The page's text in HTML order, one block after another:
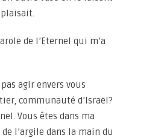
de l’Eternel qui m’a
agir envers vous
communauté d’Israël?
Vous êtes dans ma
l’argile dans la main du